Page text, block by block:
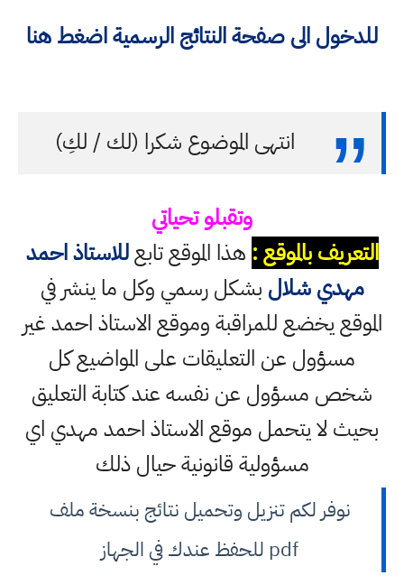
للدخول الى صفحة النتائج الرسمية اضغط هنا
انتهى الموضوع شكرا (لك / لكِ)
وتقبلو تحياتي
التعريف بالموقع : هذا الموقع تابعللاستاذ احمد
مهدي شلال بشكل رسمي وكل ما ينشر في
الموقع يخضع للمراقبة وموقع الاستاذ احمد غير
مسؤول عن التعليقات على المواضيع كل
شخص مسؤول عن نفسه عند كتابة التعليق
بحيث لا يتحمل موقع الاستاذ احمد مهدي اي
مسؤولية قانونية حيال ذلك
نوفر لكم تنزيل وتحميل نتائج بنسخة ملف
pdf للحفظ عندك في الجهاز